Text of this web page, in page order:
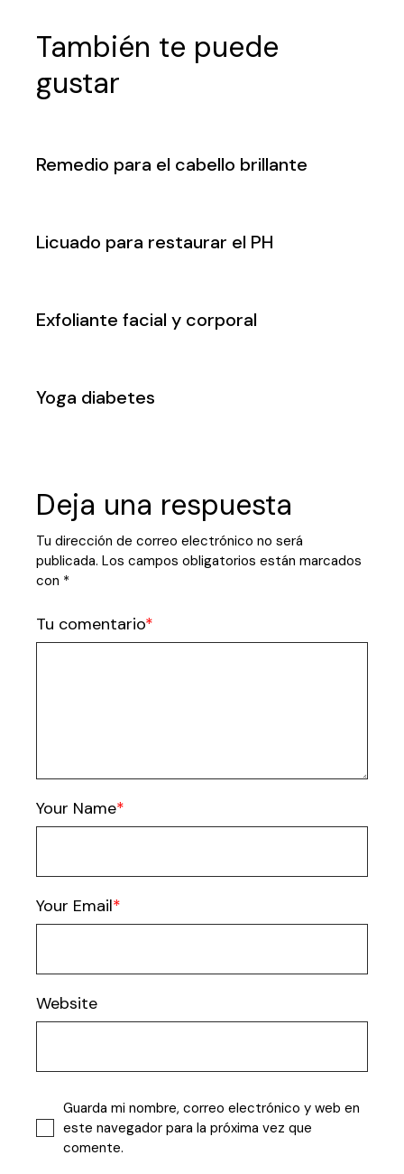
También te puede
gustar
Remedio para el cabello brillante
Licuado para restaurar el PH
Exfoliante facial y corporal
Yoga diabetes
Deja una respuesta
Tu dirección de correo electrónico no será
publicada. Los campos obligatorios están marcados
con *
Tu comentario
Your Name
Your Email
Website
Guarda mi nombre, correo electrónico y web en
este navegador para la próxima vez que
comente.